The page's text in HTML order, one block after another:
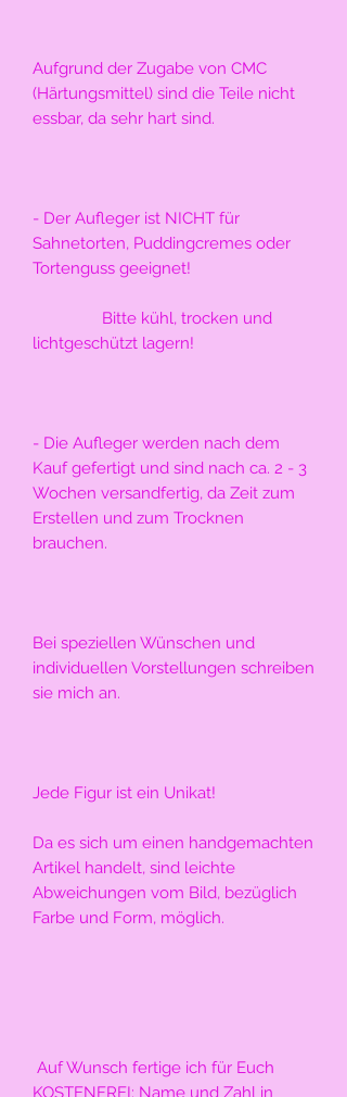
Aufgrund der Zugabe von CMC
(Härtungsmittel) sind die Teile nicht
essbar, da sehr hart sind.
- Der Aufleger ist NICHT für
Sahnetorten, Puddingcremes oder
Tortenguss geeignet!
lichtgeschützt lagern!
- Die Aufleger werden nach dem
Kauf gefertigt und sind nach ca. 2 - 3
Wochen versandfertig, da Zeit zum
Erstellen und zum Trocknen
brauchen.
Bei speziellen Wünschen und
individuellen Vorstellungen schreiben
sie mich an.
Jede Figur ist ein Unikat!
Da es sich um einen handgemachten
Artikel handelt, sind leichte
Abweichungen vom Bild, bezüglich
Farbe und Form, möglich.
KOSTENFREI: Name und Zahl in